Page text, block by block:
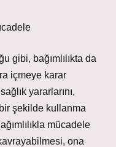
gibi, bağımlılıkta da
içmeye karar
yararlarını,
şekilde kullanma
mücadele
ona